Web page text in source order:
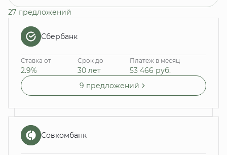
27 предложений
Сбербанк
Ставка от
2.9%
Срок до
30 лет
Платеж в месяц
53 466 руб.
9 предложений
Совкомбанк